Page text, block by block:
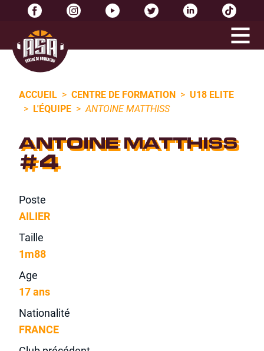
ACCUEIL > CENTRE DE FORMATION > U18 ELITE
> L'ÉQUIPE > ANTOINE MATTHISS
ANTOINE MATTHISS
#4
Poste
AILIER
Taille
1m88
Age
17 ans
Nationalité
FRANCE